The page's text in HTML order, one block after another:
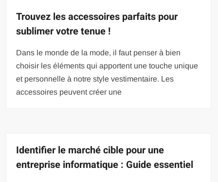
Trouvez les accessoires parfaits pour
sublimer votre tenue !
Dans le monde de la mode, il faut penser à bien
choisir les éléments qui apportent une touche unique
et personnelle à notre style vestimentaire. Les
accessoires peuvent créer une
Identifier le marché cible pour une
entreprise informatique : Guide essentiel